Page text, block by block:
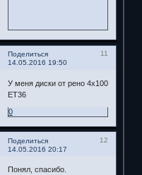
Поделиться
11
14.05.2016 19:50
У меня диски от рено 4х100
ЕТ36
0
Поделиться
12
14.05.2016 20:17
Понял, спасибо.